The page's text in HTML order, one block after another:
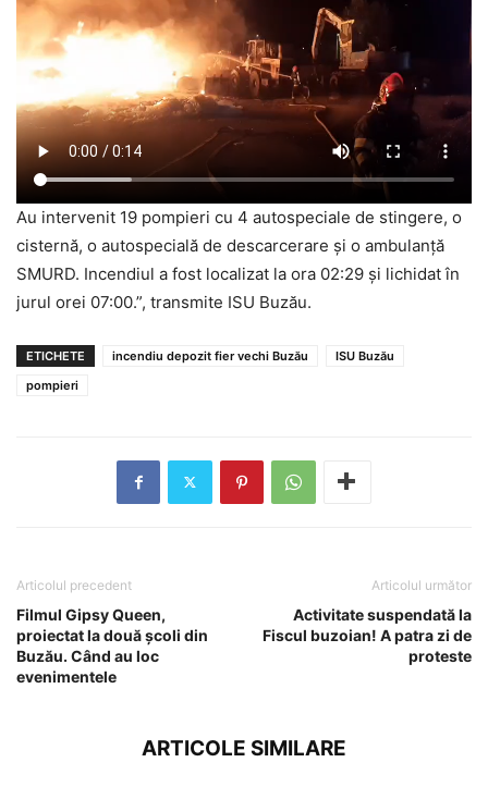
Au intervenit 19 pompieri cu 4 autospeciale de stingere, o
cisternă, o autospecială de descarcerare și o ambulanță
SMURD. Incendiul a fost localizat la ora 02:29 și lichidat în
jurul orei 07:00.”, transmite ISU Buzău.
ETICHETE incendiu depozit fier vechi Buzău
ISU Buzău
pompieri
Articolul precedent
Filmul Gipsy Queen,
proiectat la două școli din
Buzău. Când au loc
evenimentele
Articolul următor
Activitate suspendată la
Fiscul buzoian! A patra zi de
proteste
ARTICOLE SIMILARE